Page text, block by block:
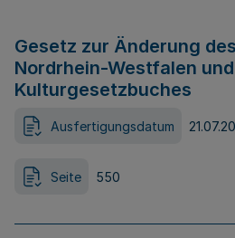
Gesetz zur Änderung
Nordrhein-Westfalen
Kulturgesetzbuches
Ausfertigungsdatum
Seite 550